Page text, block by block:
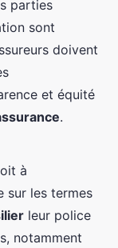
parties
sont
doivent
et équité
.
à
sur les termes
leur police
notamment